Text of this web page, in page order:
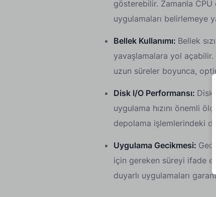
gösterebilir. Zamanla
uygulamaları belirlemeye
Bellek Kullanımı: Bellek
yavaşlamalara yol açabilir.
uzun süreler boyunca,
Disk I/O Performansı: Disk
uygulama hızını önemli
depolama işlemlerindeki
Uygulama Gecikmesi:
için gereken süreyi ifade
duyarlı uygulamaları